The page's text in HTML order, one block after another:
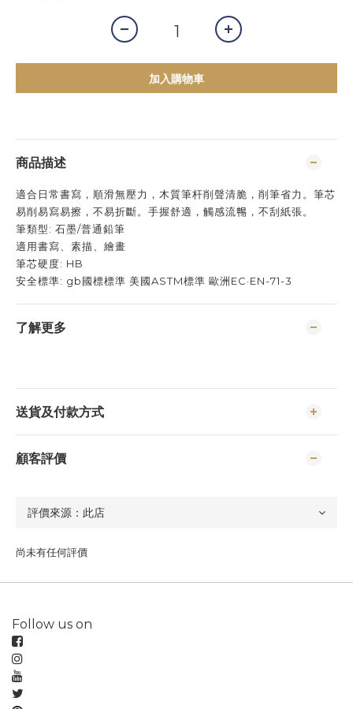
加入購物車
商品描述
適合日常書寫，順滑無壓力，木質筆杆削聲清脆，削筆省力。筆芯
易削易寫易擦，不易折斷。手握舒適，觸感流𣈱，不刮紙張。
筆類型: 石墨/普通鉛筆
適用書寫、素描、繪畫
筆芯硬度: HB
安全標準: gb國標標準 美國ASTM標準 歐洲EC·EN-71-3
了解更多
送貨及付款方式
顧客評價
尚未有任何評價
Follow us on